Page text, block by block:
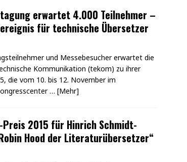
erwartet 4.000 Teilnehmer –
für technische Übersetzer
und Messebesucher erwartet die
Kommunikation (tekom) zu ihrer
die vom 10. bis 12. November im
… [Mehr]
Preis 2015 für Hinrich Schmidt-
Hood der Literaturübersetzer“